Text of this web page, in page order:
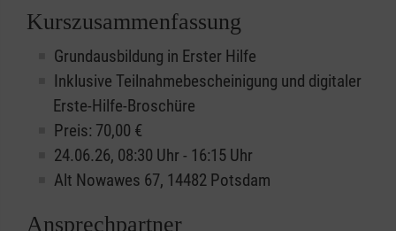
Kurszusammenfassung
Grundausbildung in Erster Hilfe
Inklusive Teilnahmebescheinigung und digitaler
Erste-Hilfe-Broschüre
Preis: 70,00 €
24.06.26, 08:30 Uhr - 16:15 Uhr
Alt Nowawes 67, 14482 Potsdam
Ansprechpartner